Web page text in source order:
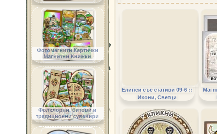
Елипси със стативи 09-6 ::
Икони, Светци
Фотомагнити Картички
Магнитни Книжки
Фолклорни, битови и
традиционни сувенири